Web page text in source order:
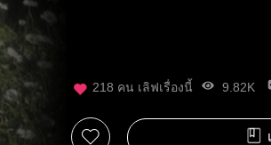
218 คน เลิฟเรื่องนี้ 9.82K